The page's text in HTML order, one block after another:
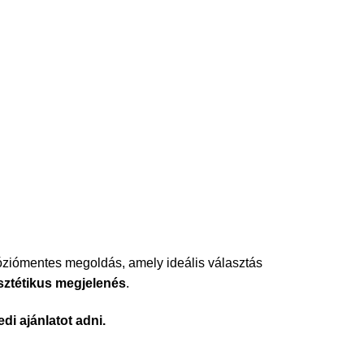
megoldás, amely ideális választás
megjelenés.
ajánlatot adni.